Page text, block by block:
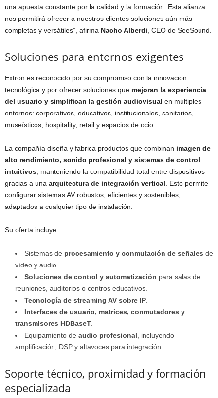
una apuesta constante por la calidad y la formación. Esta alianza
nos permitirá ofrecer a nuestros clientes soluciones aún más
completas y versátiles”, afirma Nacho Alberdi, CEO de SeeSound.
Soluciones para entornos exigentes
Extron es reconocido por su compromiso con la innovación
tecnológica y por ofrecer soluciones que mejoran la experiencia
del usuario y simplifican la gestión audiovisual en múltiples
entornos: corporativos, educativos, institucionales, sanitarios,
museísticos, hospitality, retail y espacios de ocio.
La compañía diseña y fabrica productos que combinan imagen de
alto rendimiento, sonido profesional y sistemas de control
intuitivos, manteniendo la compatibilidad total entre dispositivos
gracias a una arquitectura de integración vertical. Esto permite
configurar sistemas AV robustos, eficientes y sostenibles,
adaptados a cualquier tipo de instalación.
Su oferta incluye:
Sistemas de procesamiento y conmutación de señales de
vídeo y audio.
Soluciones de control y automatización para salas de
reuniones, auditorios o centros educativos.
Tecnología de streaming AV sobre IP.
Interfaces de usuario, matrices, conmutadores y
transmisores HDBaseT.
Equipamiento de audio profesional, incluyendo
amplificación, DSP y altavoces para integración.
Soporte técnico, proximidad y formación
especializada